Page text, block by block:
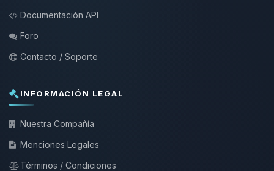
Documentación API
Foro
Contacto / Soporte
INFORMACIÓN LEGAL
Nuestra Compañía
Menciones Legales
Términos / Condiciones